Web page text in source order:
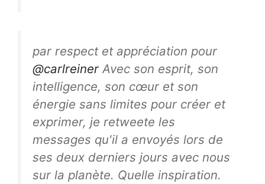
par respect et appréciation pour
@carlreiner Avec son esprit, son
intelligence, son cœur et son
énergie sans limites pour créer et
exprimer, je retweete les
messages qu'il a envoyés lors de
ses deux derniers jours avec nous
sur la planète. Quelle inspiration.